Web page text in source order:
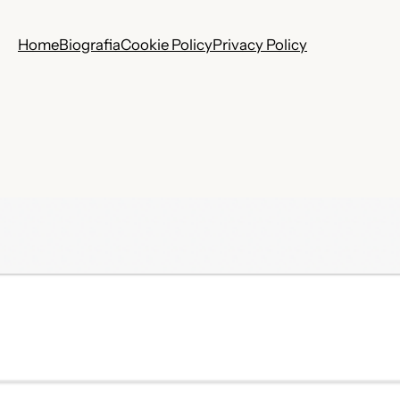
HomeBiografiaCookie PolicyPrivacy Policy